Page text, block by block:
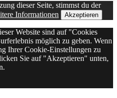
dieser Seite, stimmst du der
Informationen Akzeptieren
Website sind auf "Cookies
möglich zu geben. Wenn
Ihrer Cookie-Einstellungen zu
Sie auf "Akzeptieren" unten,